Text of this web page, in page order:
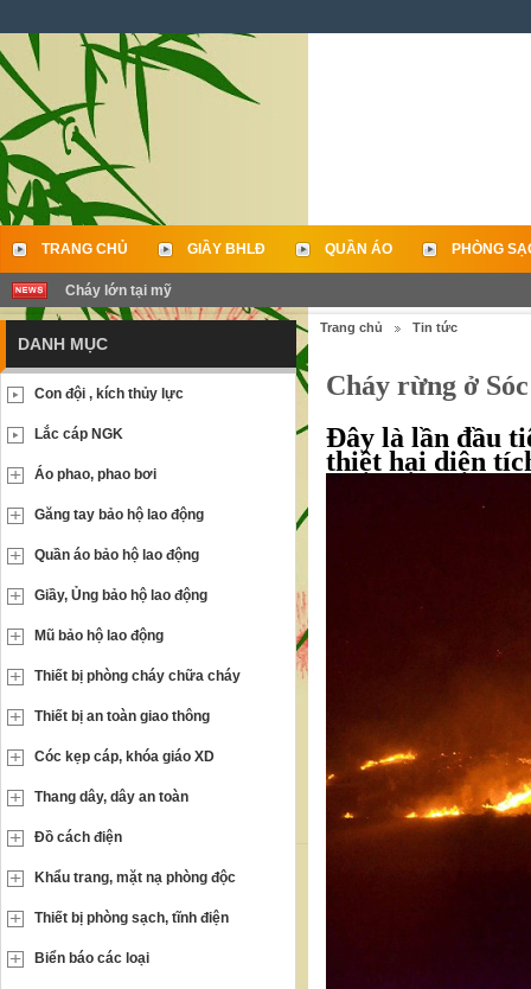
TRANG CHỦ GIẦY BHLĐ QUẦN ÁO PHÒNG
LIÊN HỆ
Cháy lớn tại mỹ
Trang chủ Tin tức
Cháy rừng ở
Đây là lần đầu
thiệt hại diện
DANH MỤC
Con đội , kích thủy lực
Lắc cáp NGK
Áo phao, phao bơi
Găng tay bảo hộ lao động
Quần áo bảo hộ lao động
Giầy, Ủng bảo hộ lao động
Mũ bảo hộ lao động
Thiết bị phòng cháy chữa cháy
Thiết bị an toàn giao thông
Cóc kẹp cáp, khóa giáo XD
Thang dây, dây an toàn
Đồ cách điện
Khẩu trang, mặt nạ phòng độc
Thiết bị phòng sạch, tĩnh điện
Biển báo các loại